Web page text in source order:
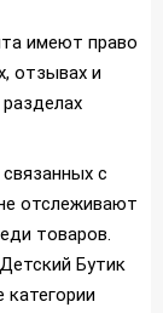
имеют право
отзывах и
с
отслеживают
товаров.
Бутик